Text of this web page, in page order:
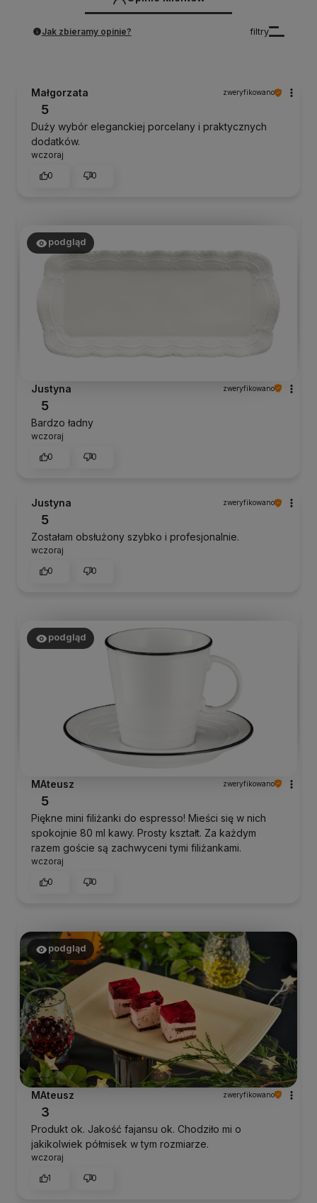
filtry
Jak zbieramy opinie?
Małgorzata zweryfikowano
5
Duży wybór eleganckiej porcelany i praktycznych
dodatków.
wczoraj
0
0
podgląd
Justyna zweryfikowano
5
Bardzo ładny
wczoraj
0
0
Justyna zweryfikowano
5
Zostałam obsłużony szybko i profesjonalnie.
wczoraj
0
0
podgląd
MAteusz zweryfikowano
5
Piękne mini filiżanki do espresso! Mieści się w nich
spokojnie 80 ml kawy. Prosty kształt. Za każdym
razem goście są zachwyceni tymi filiżankami.
wczoraj
0
0
podgląd
MAteusz zweryfikowano
3
Produkt ok. Jakość fajansu ok. Chodziło mi o
jakikolwiek półmisek w tym rozmiarze.
wczoraj
1
0